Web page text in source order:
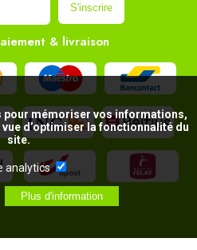
& livraison
pour mémoriser vos informations,
d’optimiser la fonctionnalité du
site.
analytics